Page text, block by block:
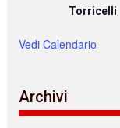
Torricelli
Vedi Calendario
Archivi